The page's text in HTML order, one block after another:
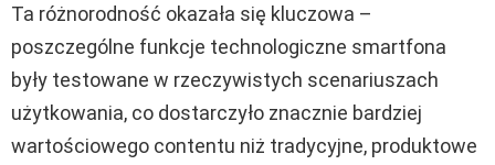
Ta różnorodność okazała się kluczowa –
poszczególne funkcje technologiczne smartfona
były testowane w rzeczywistych scenariuszach
użytkowania, co dostarczyło znacznie bardziej
wartościowego contentu niż tradycyjne, produktowe